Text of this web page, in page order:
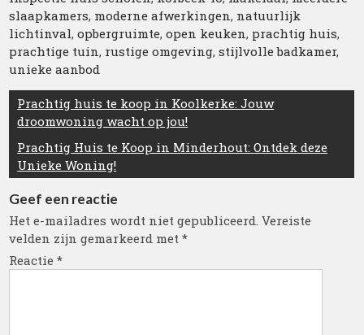
slaapkamers, moderne afwerkingen, natuurlijk
lichtinval,opbergruimte,open keuken, prachtig huis,
prachtige tuin, rustige omgeving,stijlvolle badkamer,
unieke aanbod
Berichtnavigatie
Prachtig huis te koop in Koolkerke: Jouw
droomwoning wacht op jou!
Prachtig Huis te Koop in Minderhout: Ontdek deze
Unieke Woning!
Geef een reactie
Het e-mailadres wordt niet gepubliceerd. Vereiste
velden zijn gemarkeerd met*
Reactie*